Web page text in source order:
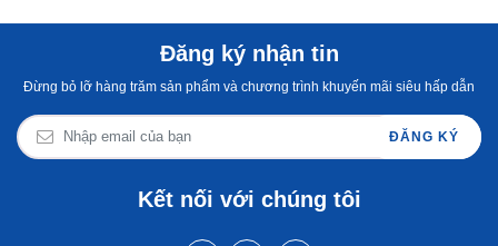
Đăng ký nhận tin
Đừng bỏ lỡ hàng trăm sản phẩm và chương trình khuyến mãi siêu hấp dẫn
ĐĂNG KÝ
Kết nối với chúng tôi